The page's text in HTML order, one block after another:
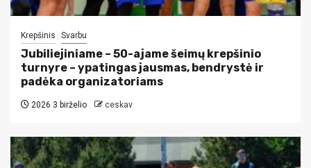
Krepšinis Svarbu
Jubiliejiniame – 50-ajame šeimų krepšinio
turnyre – ypatingas jausmas, bendrystė ir
padėka organizatoriams
2026 3 birželio ceskav